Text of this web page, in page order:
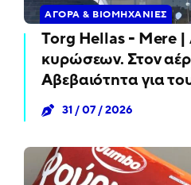
ΑΓΟΡΆ & ΒΙΟΜΗΧΑΝΊΕΣ
Torg Hellas - Mere
κυρώσεων. Στον
Αβεβαιότητα για
31 / 07 / 2026